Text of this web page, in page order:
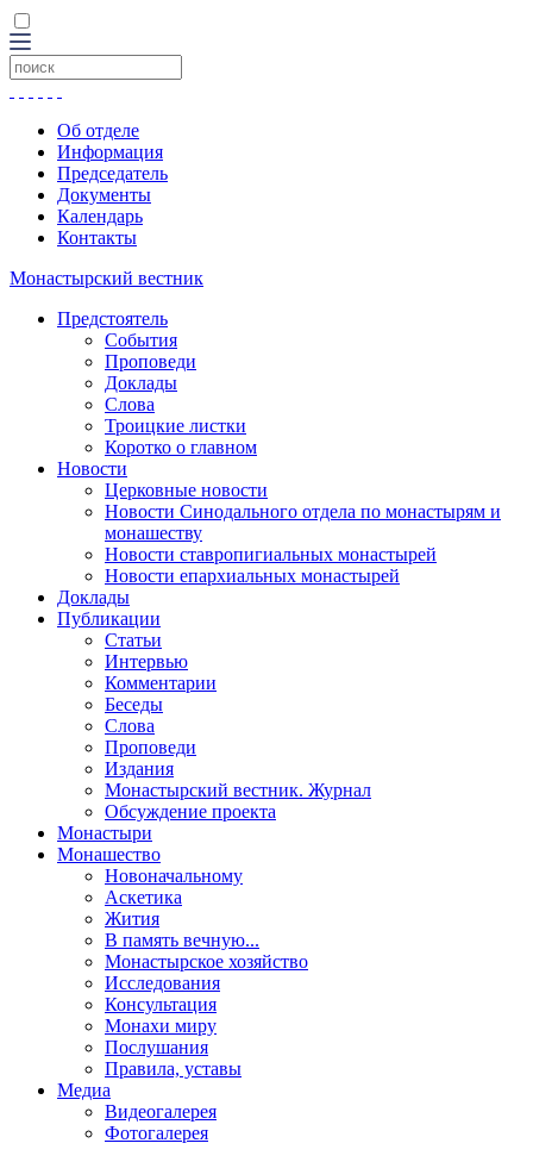
Об отделе
Информация
Председатель
Документы
Календарь
Контакты
Монастырский вестник
Предстоятель
События
Проповеди
Доклады
Слова
Троицкие листки
Коротко о главном
Новости
Церковные новости
Новости Синодального отдела по монастырям и
монашеству
Новости ставропигиальных монастырей
Новости епархиальных монастырей
Доклады
Публикации
Статьи
Интервью
Комментарии
Беседы
Слова
Проповеди
Издания
Монастырский вестник. Журнал
Обсуждение проекта
Монастыри
Монашество
Новоначальному
Аскетика
Жития
В память вечную...
Монастырское хозяйство
Исследования
Консультация
Монахи миру
Послушания
Правила, уставы
Медиа
Видеогалерея
Фотогалерея